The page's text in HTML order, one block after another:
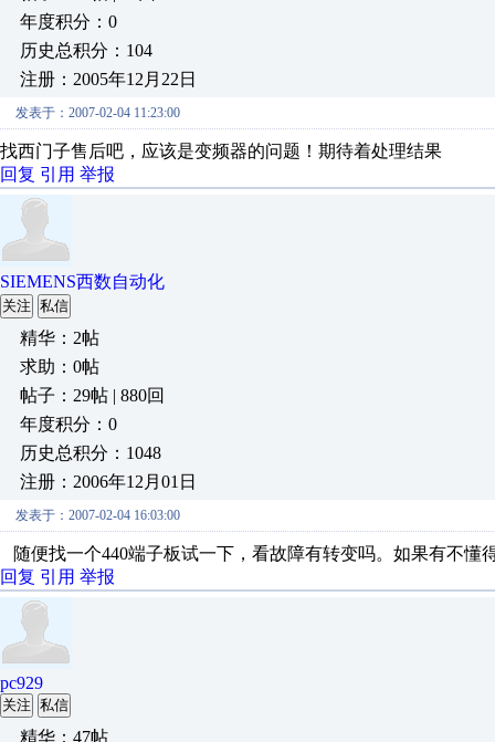
年度积分：0
历史总积分：104
注册：2005年12月22日
发表于：2007-02-04 11:23:00
找西门子售后吧，应该是变频器的问题！期待着处理结果
回复 引用 举报
SIEMENS西数自动化
关注 私信
精华：2帖
求助：0帖
帖子：29帖 | 880回
年度积分：0
历史总积分：1048
注册：2006年12月01日
发表于：2007-02-04 16:03:00
随便找一个440端子板试一下，看故障有转变吗。如果有不懂
回复 引用 举报
pc929
关注 私信
精华：47帖